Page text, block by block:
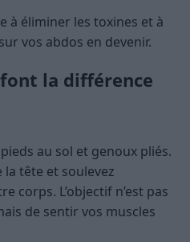
à éliminer les toxines et à
vos abdos en devenir.
la différence
au sol et genoux pliés.
la tête et soulevez
corps. L’objectif n’est pas
de sentir vos muscles